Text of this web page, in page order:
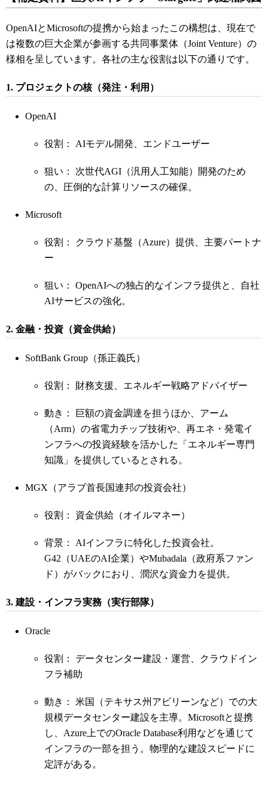
OpenAIとMicrosoftの提携から始まったこの構想は、現在で
は複数の巨大企業が参画する共同事業体（Joint Venture）の
様相を呈しています。各社の主な役割は以下の通りです。
1. プロジェクトの核（発注・利用）
OpenAI
役割： AIモデル開発、エンドユーザー
狙い： 次世代AGI（汎用人工知能）開発のため
の、圧倒的な計算リソースの確保。
Microsoft
役割： クラウド基盤（Azure）提供、主要パートナ
ー
狙い： OpenAIへの独占的なインフラ提供と、自社
AIサービスの強化。
2. 金融・投資（資金供給）
SoftBank Group（孫正義氏）
役割： 財務支援、エネルギー戦略アドバイザー
動き： 巨額の資金調達を担うほか、アーム
（Arm）の省電力チップ技術や、再エネ・発電イ
ンフラへの投資経験を活かした「エネルギー専門
知識」を提供しているとされる。
MGX（アラブ首長国連邦の投資会社）
役割： 資金供給（オイルマネー）
背景： AIインフラに特化した投資会社。
G42（UAEのAI企業）やMubadala（政府系ファン
ド）がバックにおり、潤沢な資金力を提供。
3. 建設・インフラ実務（実行部隊）
Oracle
役割： データセンター建設・運営、クラウドイン
フラ補助
動き： 米国（テキサス州アビリーンなど）での大
規模データセンター建設を主導。Microsoftと提携
し、Azure上でのOracle Database利用などを通じて
インフラの一部を担う。物理的な建設スピードに
定評がある。